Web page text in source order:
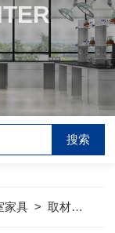
家具 >取材台